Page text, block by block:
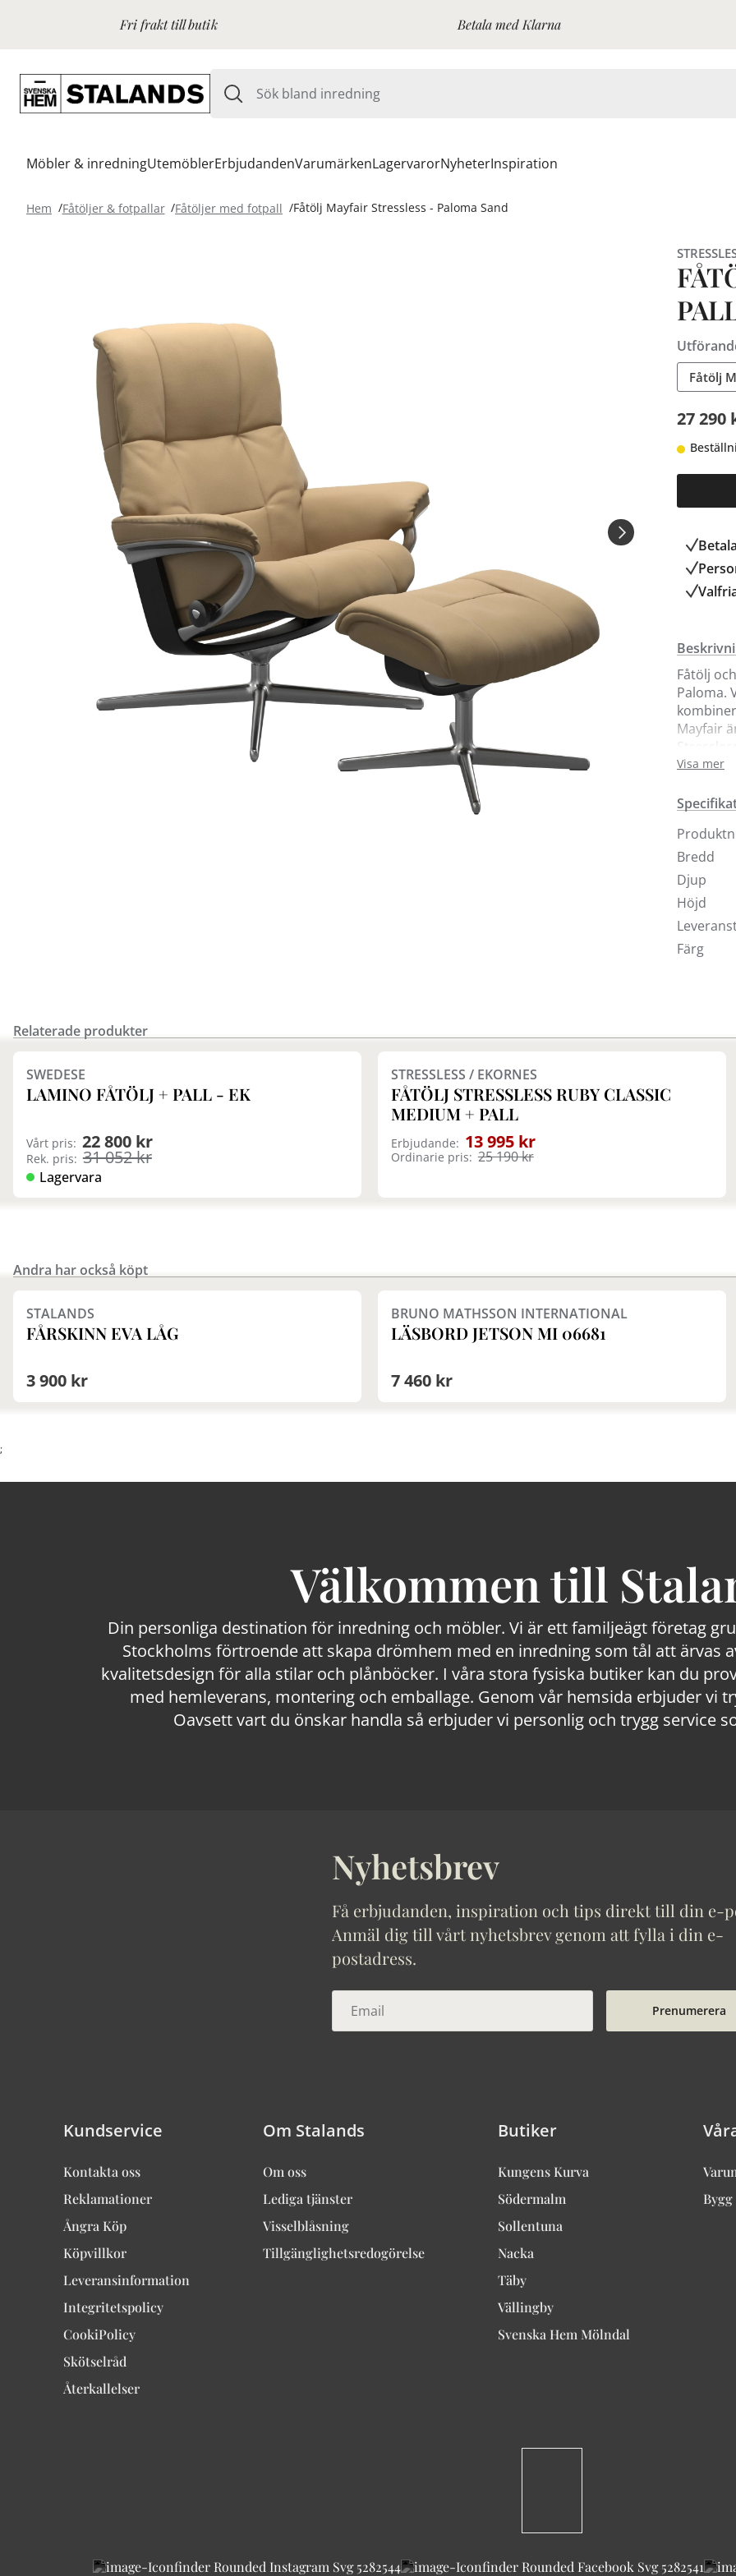
Fri frakt till butik Betala med Klarna
Möbler & inredningUtemöblerErbjudandenVarumärkenLagervarorNyheterInspiration
Hem Fåtöljer & fotpallar Fåtöljer med fotpall Fåtölj Mayfair Stressless - Paloma Sand
Fåtölj
27 290
Fåtölj
Paloma.
Mayfair
och det
Ekornes
den
har
teknisk
som
Visa mer
Bredd
Djup
Höjd
Färg
Relaterade produkter Finns i fler val (7)
SWEDESE
LAMINO FÅTÖLJ + PALL - EK
Vårt pris: 22 800 kr
Rek. pris: 31 052 kr
Lagervara
Finns i fler val (12)
STRESSLESS / EKORNES
FÅTÖLJ STRESSLESS RUBY CLASSIC
MEDIUM + PALL
Erbjudande: 13 995 kr
Ordinarie pris: 25 190 kr
Andra har också köpt Finns i fler val (6)
STALANDS
FÅRSKINN EVA LÅG
3 900 kr
BRUNO MATHSSON INTERNATIONAL
LÄSBORD JETSON MI 06681
7 460 kr
;
Välkommen till
Din personliga destination för inredning och möbler. Vi är ett familjeägt företag
Stockholms förtroende att skapa drömhem med en inredning som tål att ärvas
kvalitetsdesign för alla stilar och plånböcker. I våra stora fysiska butiker kan du
med hemleverans, montering och emballage. Genom vår hemsida erbjuder vi
Oavsett vart du önskar handla så erbjuder vi personlig och trygg service
Nyhetsbrev
Få erbjudanden, inspiration och tips direkt till din e-
Anmäl dig till vårt nyhetsbrev genom att fylla i din e-
postadress.
Prenumerera
Kundservice
Kontakta oss
Reklamationer
Ångra Köp
Köpvillkor
Leveransinformation
Integritetspolicy
CookiPolicy
Skötselråd
Återkallelser
Om Stalands
Om oss
Lediga tjänster
Visselblåsning
Tillgänglighetsredogörelse
Butiker
Kungens Kurva
Södermalm
Sollentuna
Nacka
Täby
Vällingby
Svenska Hem Mölndal